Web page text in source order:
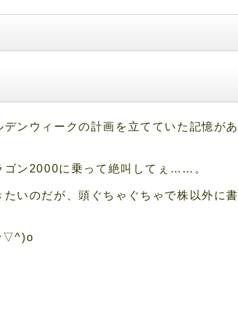
ンウィークの計画を立てていた記憶があ
ゴン2000に乗って絶叫してぇ……。
いのだが、頭ぐちゃぐちゃで株以外に書